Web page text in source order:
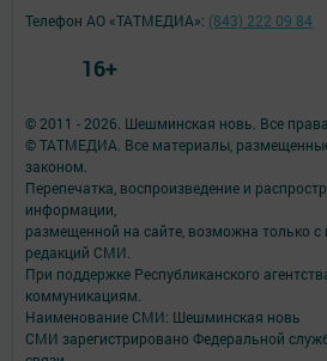
© 2011 - 2026. Шешминская новь. Все
© ТАТМЕДИА. Все материалы,
законом.
Перепечатка, воспроизведение и
информации,
размещенной на сайте, возможна только с
редакций СМИ.
При поддержке Республиканского
коммуникациям.
Наименование СМИ: Шешминская новь
СМИ зарегистрировано Федеральной
Телефон АО «ТАТМЕДИА»: (843) 222 09 84
16+